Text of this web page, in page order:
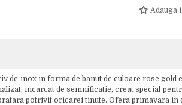
Adauga
de inox in forma de banut de culoare rose
incarcat de semnificatie, creat special
potrivit oricarei tinute. Ofera primavara in